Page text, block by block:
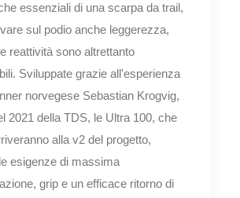
essenziali di una scarpa da trail,
sul podio anche leggerezza,
reattività sono altrettanto
Sviluppate grazie all'esperienza
norvegese Sebastian Krogvig,
2021 della TDS, le Ultra 100, che
alla v2 del progetto,
esigenze di massima
grip e un efficace ritorno di